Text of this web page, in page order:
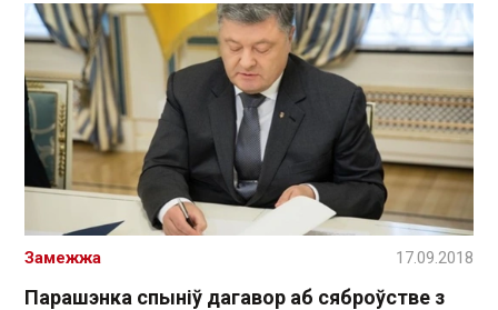
Парашэнка спыніў дагавор аб сяброўстве з
Замежжа 17.09.2018